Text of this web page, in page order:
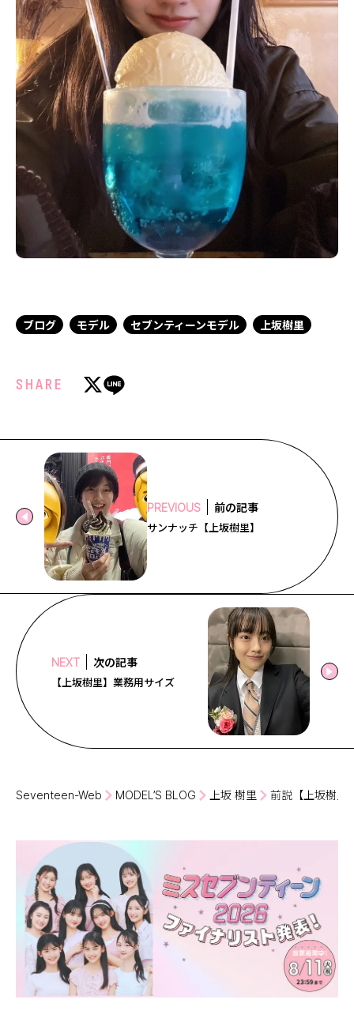
ブログ モデル セブンティーンモデル 上坂樹里
SHARE
PREVIOUS 前の記事
サンナッチ【上坂樹里】
NEXT 次の記事
【上坂樹里】業務用サイズ
Seventeen-Web MODEL’S BLOG 上坂 樹里 前説【上坂樹里